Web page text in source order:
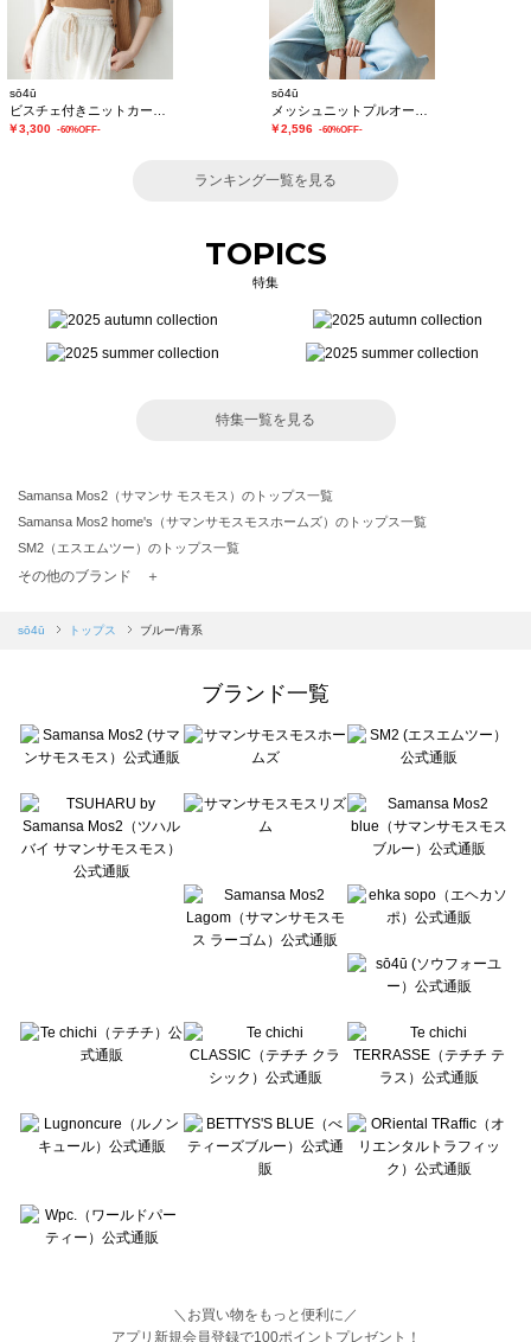
sō4ū
￥3,300 -60%OFF-
sō4ū
￥2,596 -60%OFF-
ランキング一覧を見る
TOPICS
特集
特集一覧を見る
Samansa Mos2（サマンサ モスモス）のトップス一覧
Samansa Mos2 home's（サマンサモスモスホームズ）のトップス一覧
SM2（エスエムツー）のトップス一覧
TSUHARU by Samansa Mos2（ツハルバイサマンサモスモス）のトップス一覧
Samansa Mos2 blue（サマンサモスモス ブルー）のトップス一覧
sō4ū（ソウフォーユー）のトップス一覧
Te chichi（テチチ）のトップス一覧
Te chichi CLASSIC（テチチ クラシック）のトップス一覧
Lugnoncure（ルノンキュール）のトップス一覧
BETTY'S BLUE（べティーズブルー）のトップス一覧
Wpc.（ワールドパーティー）のトップス一覧
その他のブランド ＋
sō4ū トップス ブルー/青系
ブランド一覧
＼お買い物をもっと便利に／
アプリ新規会員登録で100ポイントプレゼント！